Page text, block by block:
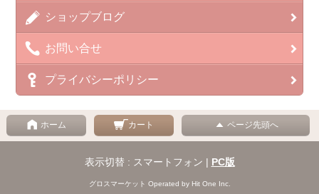
ショップブログ
お問い合せ
プライバシーポリシー
ホーム カート ページ先頭へ
表示切替 : スマートフォン | PC版
グロスマーケット Operated by Hit One Inc.